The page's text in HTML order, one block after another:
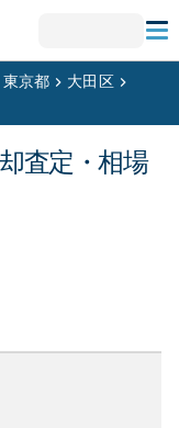
東京都
大田区
査定・相場